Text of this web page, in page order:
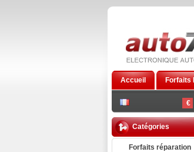
€
Accueil Forfaits
Catégories
Forfaits réparation